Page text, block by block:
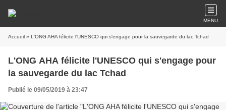
MENU
Accueil » L'ONG AHA félicite l'UNESCO qui s'engage pour la sauvegarde du lac Tchad
L'ONG AHA félicite l'UNESCO qui s'engage pour
la sauvegarde du lac Tchad
Publié le 09/05/2019 à 23:47